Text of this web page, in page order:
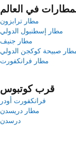
في العالم
مطار ترابزون
مطار إسطنبول الدولي
مطار جنيف
صبيحة كوكجن الدولي
مطار فرانكفورت
قرب كوتبوس
فرانكفورت أودر
مطار دريسدن
درسدن